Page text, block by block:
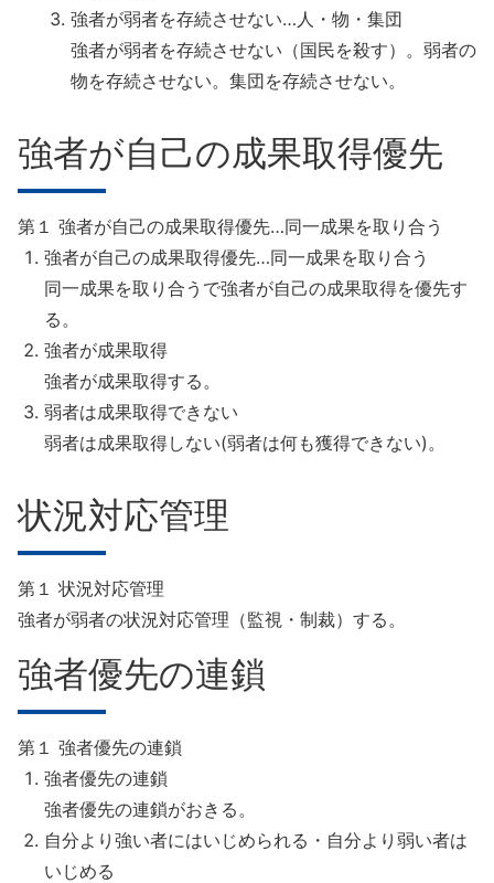
強者が弱者を存続させない…人・物・集団
強者が弱者を存続させない（国民を殺す）。弱者の
物を存続させない。集団を存続させない。
強者が自己の成果取得優先
第１ 強者が自己の成果取得優先…同一成果を取り合う
強者が自己の成果取得優先…同一成果を取り合う
同一成果を取り合うで強者が自己の成果取得を優先す
る。
強者が成果取得
強者が成果取得する。
弱者は成果取得できない
弱者は成果取得しない(弱者は何も獲得できない)。
状況対応管理
第１ 状況対応管理
強者が弱者の状況対応管理（監視・制裁）する。
強者優先の連鎖
第１ 強者優先の連鎖
強者優先の連鎖
強者優先の連鎖がおきる。
自分より強い者にはいじめられる・自分より弱い者は
いじめる